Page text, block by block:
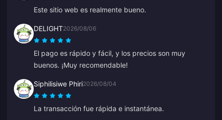
Este sitio web es realmente bueno.
DELIGHT2026/08/06
El pago es rápido y fácil, y los precios son muy
buenos. ¡Muy recomendable!
Siphilisiwe Phiri2026/08/04
La transacción fue rápida e instantánea.